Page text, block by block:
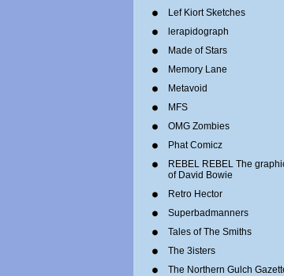
Lef Kiort Sketches
lerapidograph
Made of Stars
Memory Lane
Metavoid
MFS
OMG Zombies
Phat Comicz
REBEL REBEL The
of David Bowie
Retro Hector
Superbadmanners
Tales of The Smiths
The 3isters
The Northern Gulch